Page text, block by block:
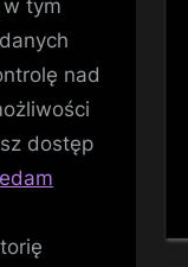
tym
nad
dostęp